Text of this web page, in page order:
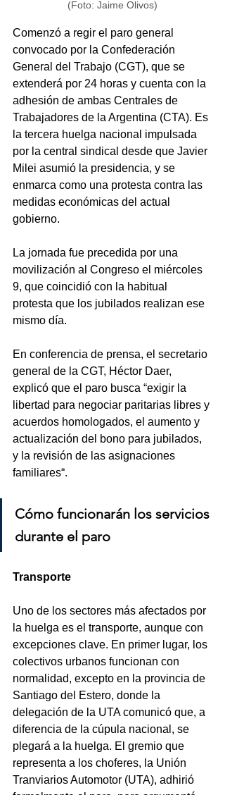
(Foto: Jaime Olivos)
Comenzó a regir el paro general
convocado por la Confederación
General del Trabajo (CGT), que se
extenderá por 24 horas y cuenta con la
adhesión de ambas Centrales de
Trabajadores de la Argentina (CTA). Es
la tercera huelga nacional impulsada
por la central sindical desde que Javier
Milei asumió la presidencia, y se
enmarca como una protesta contra las
medidas económicas del actual
gobierno.
La jornada fue precedida por una
movilización al Congreso el miércoles
9, que coincidió con la habitual
protesta que los jubilados realizan ese
mismo día.
En conferencia de prensa, el secretario
general de la CGT, Héctor Daer,
explicó que el paro busca “exigir la
libertad para negociar paritarias libres y
acuerdos homologados, el aumento y
actualización del bono para jubilados,
y la revisión de las asignaciones
familiares“.
Cómo funcionarán los servicios
durante el paro
Transporte
Uno de los sectores más afectados por
la huelga es el transporte, aunque con
excepciones clave. En primer lugar, los
colectivos urbanos funcionan con
normalidad, excepto en la provincia de
Santiago del Estero, donde la
delegación de la UTA comunicó que, a
diferencia de la cúpula nacional, se
plegará a la huelga. El gremio que
representa a los choferes, la Unión
Tranviarios Automotor (UTA), adhirió